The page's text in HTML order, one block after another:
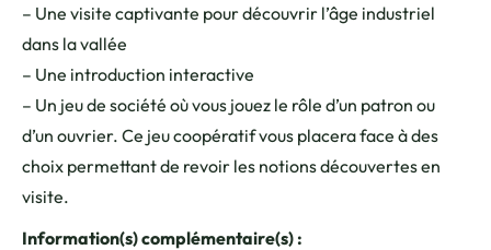
– Une visite captivante pour découvrir l’âge industriel
dans la vallée
– Une introduction interactive
– Un jeu de société où vous jouez le rôle d’un patron ou
d’un ouvrier. Ce jeu coopératif vous placera face à des
choix permettant de revoir les notions découvertes en
visite.
Information(s) complémentaire(s) :